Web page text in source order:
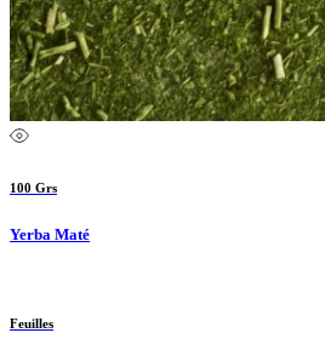
100 Grs
Yerba Maté
Feuilles